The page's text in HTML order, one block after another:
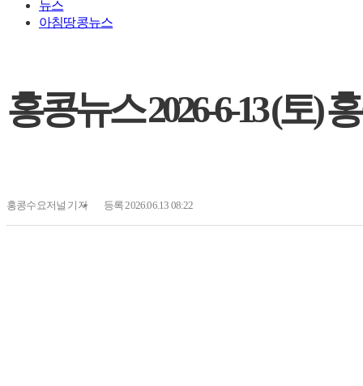
뉴스
아침땅콩뉴스
홍콩뉴스 2026-6-13 (토)
홍콩수요저널 기자 등록 2026.06.13 08:22